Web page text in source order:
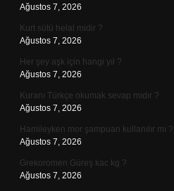
Ağustos 7, 2026
Kurt sütü helal midir ?
Ağustos 7, 2026
Her şey aşk için hangi yıl ?
Ağustos 7, 2026
Kuranı Türkçe okumak sevap mıdır ?
Ağustos 7, 2026
Hamileyken mor şampuan kullanılır mı ?
Ağustos 7, 2026
Grekoromen Güreş kac kg ?
Ağustos 7, 2026